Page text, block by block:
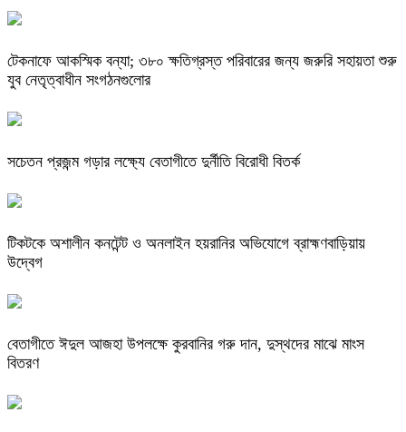
টেকনাফে আকস্মিক বন্যা; ৩৮০ ক্ষতিগ্রস্ত পরিবারের জন্য জরুরি সহায়তা শুরু
যুব নেতৃত্বাধীন সংগঠনগুলোর
সচেতন প্রজন্ম গড়ার লক্ষ্যে বেতাগীতে দুর্নীতি বিরোধী বিতর্ক
টিকটকে অশালীন কনটেন্ট ও অনলাইন হয়রানির অভিযোগে ব্রাহ্মণবাড়িয়ায়
উদ্বেগ
বেতাগীতে ঈদুল আজহা উপলক্ষে কুরবানির গরু দান, দুস্থদের মাঝে মাংস
বিতরণ